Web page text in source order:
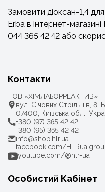
Замовити діоксан-1,4
Erba в інтернет-
044 365 42 42 або
Контакти
ТОВ «ХІМЛАБОРРЕАКТИВ»
вул. Січових Стрільців, 8,
07400, Київська обл.,
+380 (97) 365 42 42
+380 (95) 365 42 42
info@shop.hlr.ua
facebook.com/
youtube.com/@hlr-ua
Особистий Кабінет